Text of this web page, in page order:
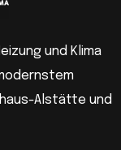
und Klima
Alstätte und